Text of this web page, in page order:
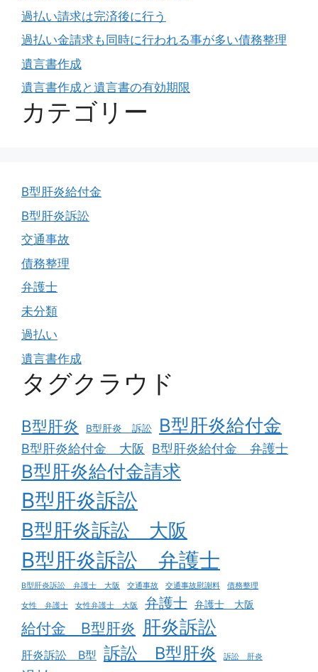
過払い請求は完済後に行う
過払い金請求も同時に行われる事が多い債務整理
遺言書作成
遺言書作成と遺言書の有効期限
カテゴリー
B型肝炎給付金
B型肝炎訴訟
交通事故
債務整理
弁護士
未分類
過払い
遺言書作成
タグクラウド
B型肝炎 B型肝炎 訴訟 B型肝炎給付金
B型肝炎給付金 大阪 B型肝炎給付金 弁護士
B型肝炎給付金請求
B型肝炎訴訟
B型肝炎訴訟 大阪
B型肝炎訴訟 弁護士
B型肝炎訴訟 弁護士 大阪 交通事故 交通事故慰謝料 債務整理
女性 弁護士 女性弁護士 大阪 弁護士 弁護士 大阪
給付金 B型肝炎 肝炎訴訟
肝炎訴訟 B型 訴訟 B型肝炎 訴訟 肝炎